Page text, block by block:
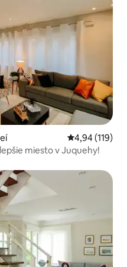
Priemerné
4,94 (119)
miesto v Juquehy!